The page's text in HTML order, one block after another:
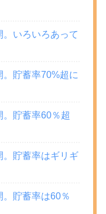
いろいろあって
貯蓄率70%超に
貯蓄率60％超
。貯蓄率はギリギ
貯蓄率は60％